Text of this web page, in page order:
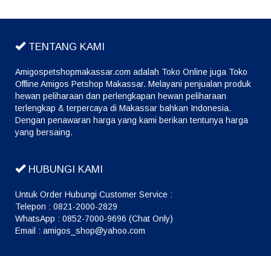
TENTANG KAMI
Amigospetshopmakassar.com adalah Toko Online juga Toko
Offline Amigos Petshop Makassar. Melayani penjualan produk
hewan peliharaan dan perlengkapan hewan peliharaan
terlengkap & terpercaya di Makassar bahkan Indonesia.
Dengan penawaran harga yang kami berikan tentunya harga
yang bersaing.
HUBUNGI KAMI
Untuk Order Hubungi Customer Service :
Telepon : 0821-2000-2829
WhatsApp : 0852-7000-9696 (Chat Only)
Email : amigos_shop@yahoo.com